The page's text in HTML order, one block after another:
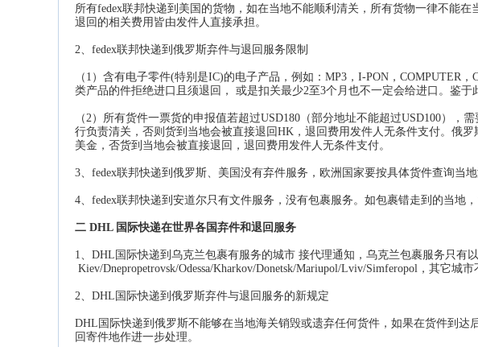
所有fedex联邦快递到美国的货物，如在当地不能顺利清关，所有货物一律不能
退回的相关费用皆由发件人直接承担。
2、fedex联邦快递到俄罗斯弃件与退回服务限制
（1）含有电子零件(特别是IC)的电子产品，例如：MP3，I-PON，COMPUTER
类产品的件拒绝进口且须退回， 或是扣关最少2至3个月也不一定会给进口。鉴于
（2）所有货件一票货的申报值若超过USD180（部分地址不能超过USD100）
行负责清关，否则货到当地会被直接退回HK，退回费用发件人无条件支付。俄
美金，否货到当地会被直接退回，退回费用发件人无条件支付。
3、fedex联邦快递到俄罗斯、美国没有弃件服务，欧洲国家要按具体货件查询当地
4、fedex联邦快递到安道尔只有文件服务，没有包裹服务。如包裹错走到的当地
二 DHL 国际快递在世界各国弃件和退回服务
1、 DHL国际快递到乌克兰包裹有服务的城市 接代理通知，乌克兰包裹服务只有
Kiev/Dnepropetrovsk/Odessa/Kharkov/Donetsk/Mariupol/Lviv/Simferopol ，其它城市
2、DHL国际快递到俄罗斯弃件与退回服务的新规定
DHL国际快递到俄罗斯不能够在当地海关销毁或遗弃任何货件，如果在货件到
回寄件地作进一步处理。